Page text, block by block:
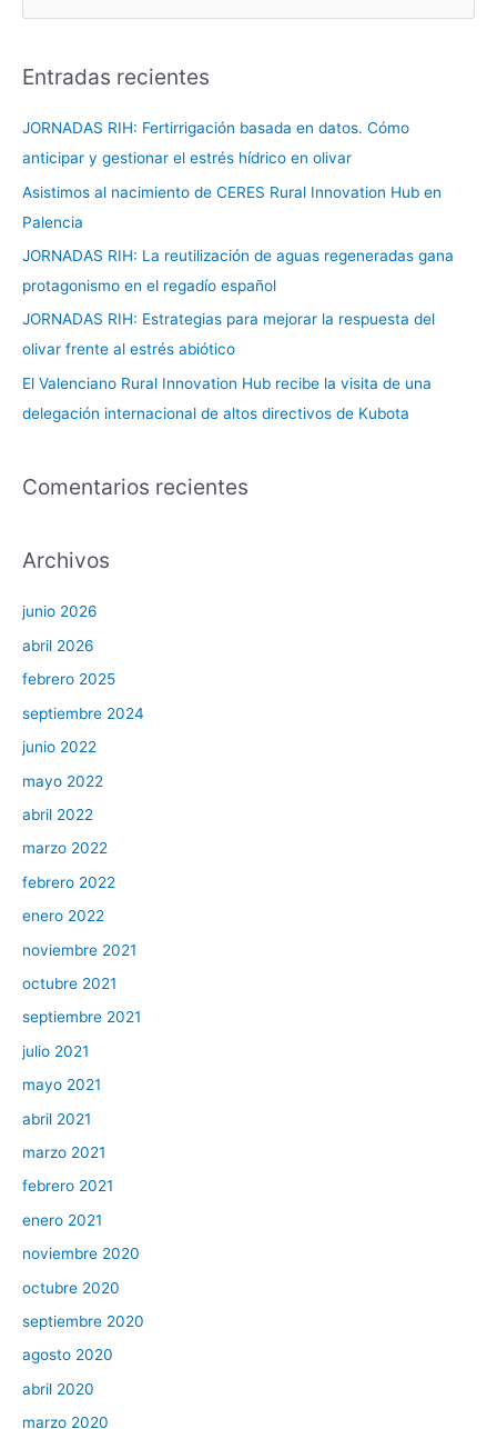
c
:
Entradas recientes
JORNADAS RIH: Fertirrigación basada en datos. Cómo
anticipar y gestionar el estrés hídrico en olivar
Asistimos al nacimiento de CERES Rural Innovation Hub en
Palencia
JORNADAS RIH: La reutilización de aguas regeneradas gana
protagonismo en el regadío español
JORNADAS RIH: Estrategias para mejorar la respuesta del
olivar frente al estrés abiótico
El Valenciano Rural Innovation Hub recibe la visita de una
delegación internacional de altos directivos de Kubota
Comentarios recientes
Archivos
junio 2026
abril 2026
febrero 2025
septiembre 2024
junio 2022
mayo 2022
abril 2022
marzo 2022
febrero 2022
enero 2022
noviembre 2021
octubre 2021
septiembre 2021
julio 2021
mayo 2021
abril 2021
marzo 2021
febrero 2021
enero 2021
noviembre 2020
octubre 2020
septiembre 2020
agosto 2020
abril 2020
marzo 2020